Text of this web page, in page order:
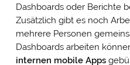
Dashboards oder Berichte
Zusätzlich gibt es noch
mehrere Personen
Dashboards arbeiten
internen mobile Apps